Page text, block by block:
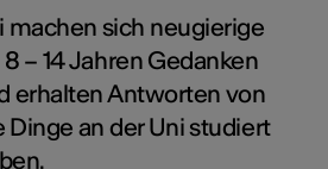
machen sich neugierige
– 14 Jahren Gedanken
erhalten Antworten von
Dinge an der Uni studiert